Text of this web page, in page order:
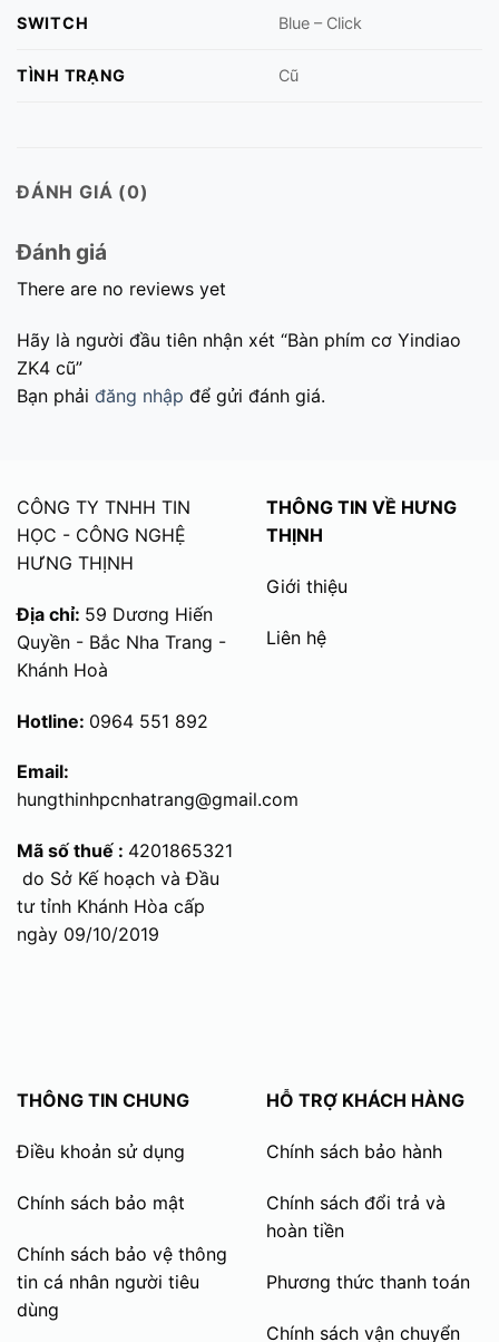
SWITCH Blue – Click
TÌNH TRẠNG Cũ
ĐÁNH GIÁ (0)
Đánh giá
There are no reviews yet
Hãy là người đầu tiên nhận xét “Bàn phím cơ Yindiao
ZK4 cũ”
Bạn phải đăng nhập để gửi đánh giá.
CÔNG TY TNHH TIN
HỌC - CÔNG NGHỆ
HƯNG THỊNH
Địa chỉ: 59 Dương Hiến
Quyền - Bắc Nha Trang -
Khánh Hoà
Hotline: 0964 551 892
Email:
hungthinhpcnhatrang@gmail.com
Mã số thuế : 4201865321
do Sở Kế hoạch và Đầu
tư tỉnh Khánh Hòa cấp
ngày 09/10/2019
THÔNG TIN VỀ HƯNG
THỊNH
Giới thiệu
Liên hệ
THÔNG TIN CHUNG
Điều khoản sử dụng
Chính sách bảo mật
Chính sách bảo vệ thông
tin cá nhân người tiêu
dùng
HỖ TRỢ KHÁCH HÀNG
Chính sách bảo hành
Chính sách đổi trả và
hoàn tiền
Phương thức thanh toán
Chính sách vận chuyển